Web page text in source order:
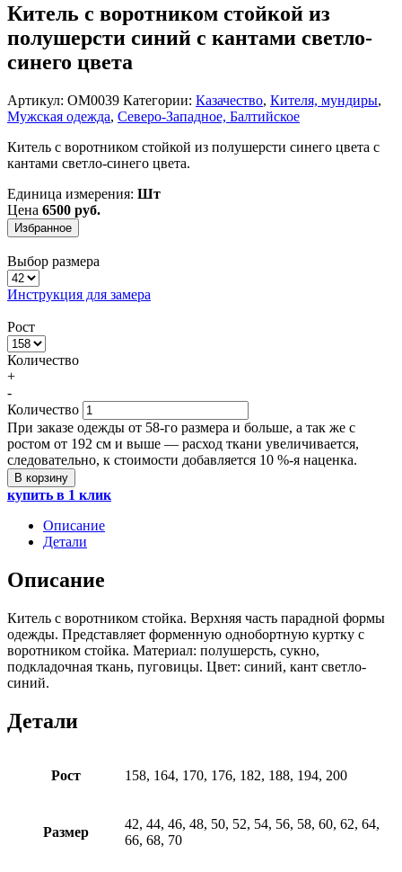
Китель с воротником стойкой из
полушерсти синий с кантами светло-
синего цвета
Артикул: OM0039 Категории: Казачество, Кителя, мундиры,
Мужская одежда, Северо-Западное, Балтийское
Китель с воротником стойкой из полушерсти синего цвета с
кантами светло-синего цвета.
Единица измерения: Шт
Цена 6500 руб.
Избранное
Выбор размера
Инструкция для замера
Рост
Количество
+
-
Количество
При заказе одежды от 58-го размера и больше, а так же с
ростом от 192 см и выше — расход ткани увеличивается,
следовательно, к стоимости добавляется 10 %-я наценка.
В корзину
купить в 1 клик
Описание
Детали
Описание
Китель с воротником стойка. Верхняя часть парадной формы
одежды. Представляет форменную однобортную куртку с
воротником стойка. Материал: полушерсть, сукно,
подкладочная ткань, пуговицы. Цвет: синий, кант светло-
синий.
Детали
Рост 158, 164, 170, 176, 182, 188, 194, 200
Размер
42, 44, 46, 48, 50, 52, 54, 56, 58, 60, 62, 64,
66, 68, 70